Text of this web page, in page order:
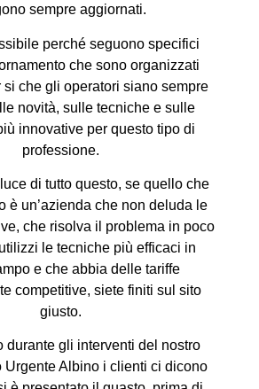
sempre aggiornati.
perché seguono specifici
che sono organizzati
si che gli operatori siano sempre
novità, sulle tecniche e sulle
innovative per questo tipo di
professione.
di tutto questo, se quello che
è un’azienda che non deluda le
che risolva il problema in poco
le tecniche più efficaci in
e che abbia delle tariffe
competitive, siete finiti sul sito
giusto.
durante gli interventi del nostro
Urgente Albino i clienti ci dicono